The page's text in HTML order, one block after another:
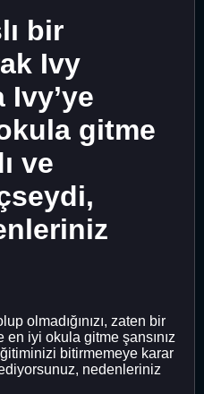
bir
Ivy
Ivy’ye
gitme
ve
olmadığınızı, zaten bir
en iyi okula gitme şansınız
bitirmemeye karar
nedenleriniz